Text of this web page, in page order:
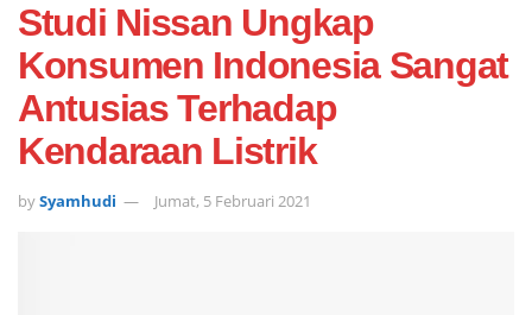
Studi Nissan Ungkap
Konsumen Indonesia Sangat
Antusias Terhadap
Kendaraan Listrik
bySyamhudi Jumat, 5 Februari 2021